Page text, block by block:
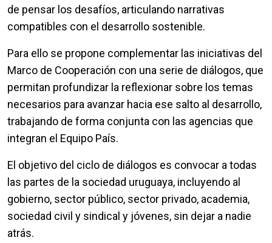
de pensar los desafíos, articulando narrativas
compatibles con el desarrollo sostenible.
Para ello se propone complementar las iniciativas del
Marco de Cooperación con una serie de diálogos, que
permitan profundizar la reflexionar sobre los temas
necesarios para avanzar hacia ese salto al desarrollo,
trabajando de forma conjunta con las agencias que
integran el Equipo País.
El objetivo del ciclo de diálogos es convocar a todas
las partes de la sociedad uruguaya, incluyendo al
gobierno, sector público, sector privado, academia,
sociedad civil y sindical y jóvenes, sin dejar a nadie
atrás.